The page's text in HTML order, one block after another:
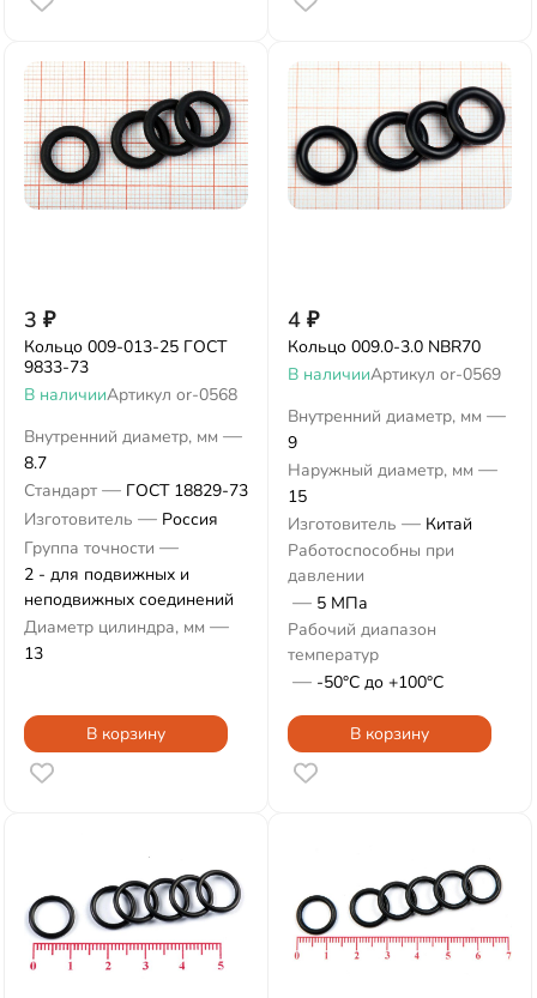
3 ₽
Кольцо 009-013-25 ГОСТ
9833-73
В наличииАртикул or-0568
Внутренний диаметр, мм —
8.7
Стандарт — ГОСТ 18829-73
Изготовитель — Россия
Группа точности —
2 - для подвижных и
неподвижных соединений
Диаметр цилиндра, мм —
13
В корзину
4 ₽
Кольцо 009.0-3.0 NBR70
В наличииАртикул or-0569
Внутренний диаметр, мм —
9
Наружный диаметр, мм —
15
Изготовитель — Китай
Работоспособны при
давлении
— 5 МПа
Рабочий диапазон
температур
— -50°С до +100°С
В корзину